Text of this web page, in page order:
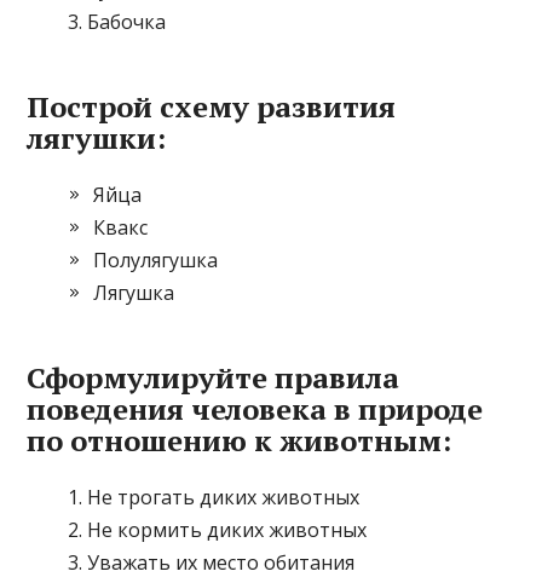
Бабочка
Построй схему развития
лягушки:
Яйца
Квакс
Полулягушка
Лягушка
Сформулируйте правила
поведения человека в природе
по отношению к животным:
Не трогать диких животных
Не кормить диких животных
Уважать их место обитания